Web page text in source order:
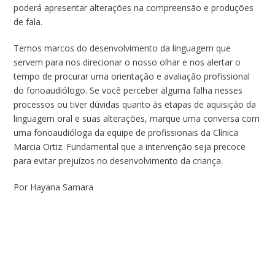
poderá apresentar alterações na compreensão e produções
de fala.
Temos marcos do desenvolvimento da linguagem que
servem para nos direcionar o nosso olhar e nos alertar o
tempo de procurar uma orientação e avaliação profissional
do fonoaudiólogo. Se você perceber alguma falha nesses
processos ou tiver dúvidas quanto às etapas de aquisição da
linguagem oral e suas alterações, marque uma conversa com
uma fonoaudióloga da equipe de profissionais da Clínica
Marcia Ortiz. Fundamental que a intervenção seja precoce
para evitar prejuízos no desenvolvimento da criança.
Por Hayana Samara